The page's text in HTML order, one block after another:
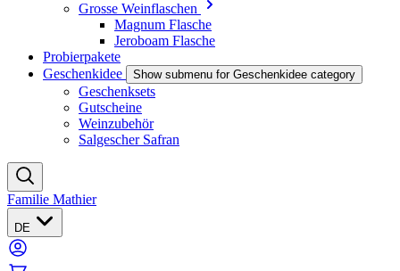
Grosse Weinflaschen
Magnum Flasche
Jeroboam Flasche
Probierpakete
Geschenkidee
Show submenu for Geschenkidee category
Geschenksets
Gutscheine
Weinzubehör
Salgescher Safran
Familie Mathier
DE